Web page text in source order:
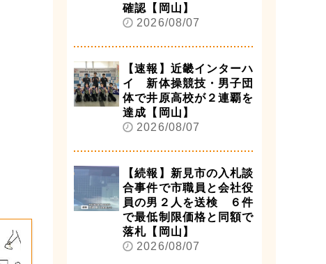
確認【岡山】
2026/08/07
【速報】近畿インターハ
イ 新体操競技・男子団
体で井原高校が２連覇を
達成【岡山】
2026/08/07
【続報】新見市の入札談
合事件で市職員と会社役
員の男２人を送検 ６件
で最低制限価格と同額で
落札【岡山】
2026/08/07